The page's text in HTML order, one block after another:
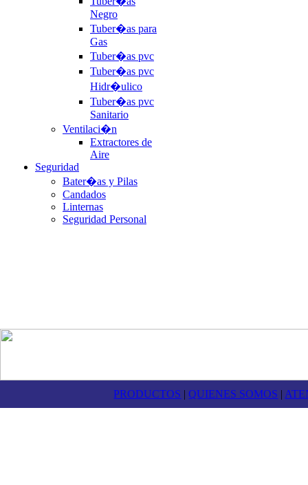
Negro
Tuber�as para
Gas
Tuber�as pvc
Tuber�as pvc
Hidr�ulico
Tuber�as pvc
Sanitario
Ventilaci�n
Extractores de
Aire
Seguridad
Bater�as y Pilas
Candados
Linternas
Seguridad Personal
PRODUCTOS |QUIENES SOMOS |